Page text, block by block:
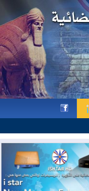
h